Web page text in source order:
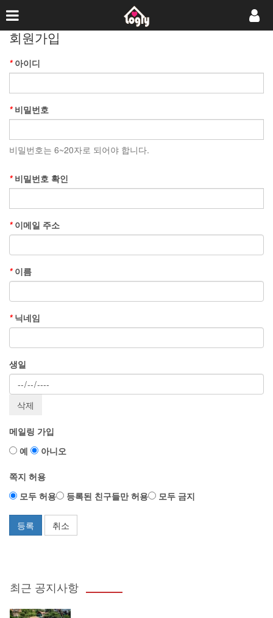
회원가입
*아이디
*비밀번호
비밀번호는 6~20자로 되어야 합니다.
*비밀번호 확인
*이메일 주소
*이름
*닉네임
생일
메일링 가입
예
아니오
쪽지 허용
모두 허용
등록된 친구들만 허용 모두 금지
등록 취소
최근 공지사항